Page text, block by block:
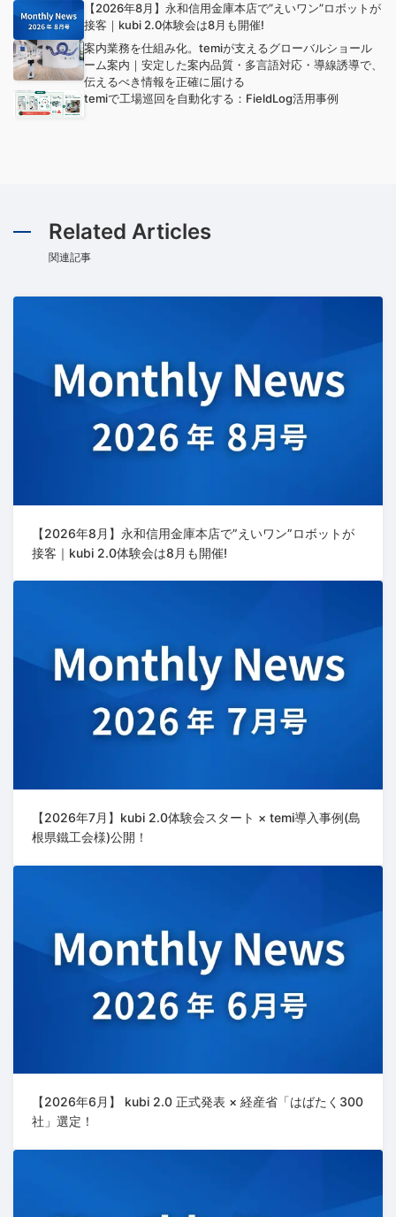
【2026年8月】永和信用金庫本店で”えいワン”ロボットが
接客｜kubi 2.0体験会は8月も開催!
案内業務を仕組み化。temiが支えるグローバルショール
ーム案内｜安定した案内品質・多言語対応・導線誘導で、
伝えるべき情報を正確に届ける
temiで工場巡回を自動化する：FieldLog活用事例
Related Articles
関連記事
【2026年8月】永和信用金庫本店で”えいワン”ロボットが
接客｜kubi 2.0体験会は8月も開催!
【2026年7月】kubi 2.0体験会スタート × temi導入事例(島
根県鐵工会様)公開！
【2026年6月】 kubi 2.0 正式発表 × 経産省「はばたく300
社」選定！